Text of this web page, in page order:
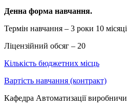
Денна форма навчання.
Термін навчання – 3 роки 10
Ліцензійний обсяг – 20
Кількість бюджетних місць
Вартість навчання (контракт)
Кафедра Автоматизації